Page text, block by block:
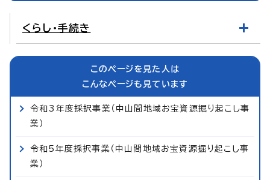
くらし・手続き
このページを見た人は
こんなページも見ています
令和3年度採択事業（中山間地域お宝資源掘り起こし事
業）
令和5年度採択事業（中山間地域お宝資源掘り起こし事
業）